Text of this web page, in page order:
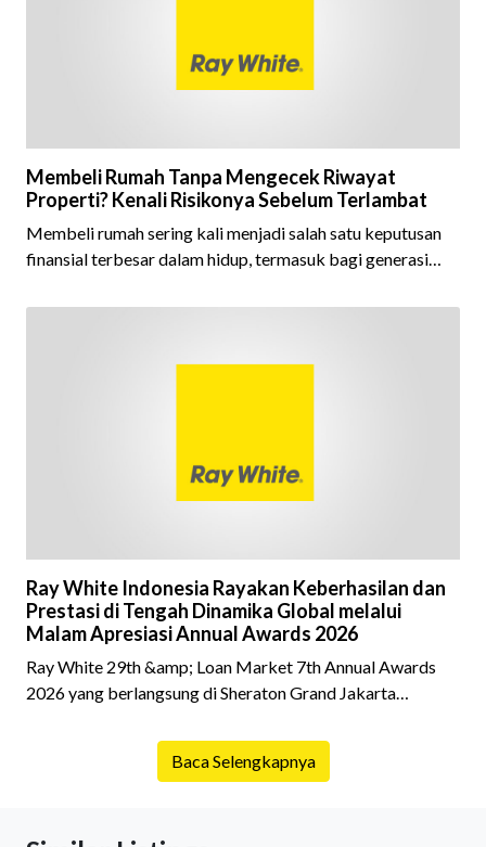
Membeli Rumah Tanpa Mengecek Riwayat
Properti? Kenali Risikonya Sebelum Terlambat
Membeli rumah sering kali menjadi salah satu keputusan
finansial terbesar dalam hidup, termasuk bagi generasi
kepemilikan hunian maupun investasi properti. Namun
fokus pada harga atau lokasi tanpa memperhatikan
Ray White Indonesia Rayakan Keberhasilan dan
Prestasi di Tengah Dinamika Global melalui
Malam Apresiasi Annual Awards 2026
Ray White 29th &amp; Loan Market 7th Annual Awards
2026 yang berlangsung di Sheraton Grand Jakarta
istimewa bagi para pelaku industri properti dan keuangan.
Lebih dari 400 marketing executives dan principals
Baca Selengkapnya